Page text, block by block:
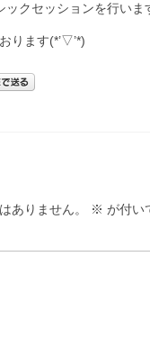
クセッションを行いま
ります(*’▽’*)
ありません。 ※ が付い